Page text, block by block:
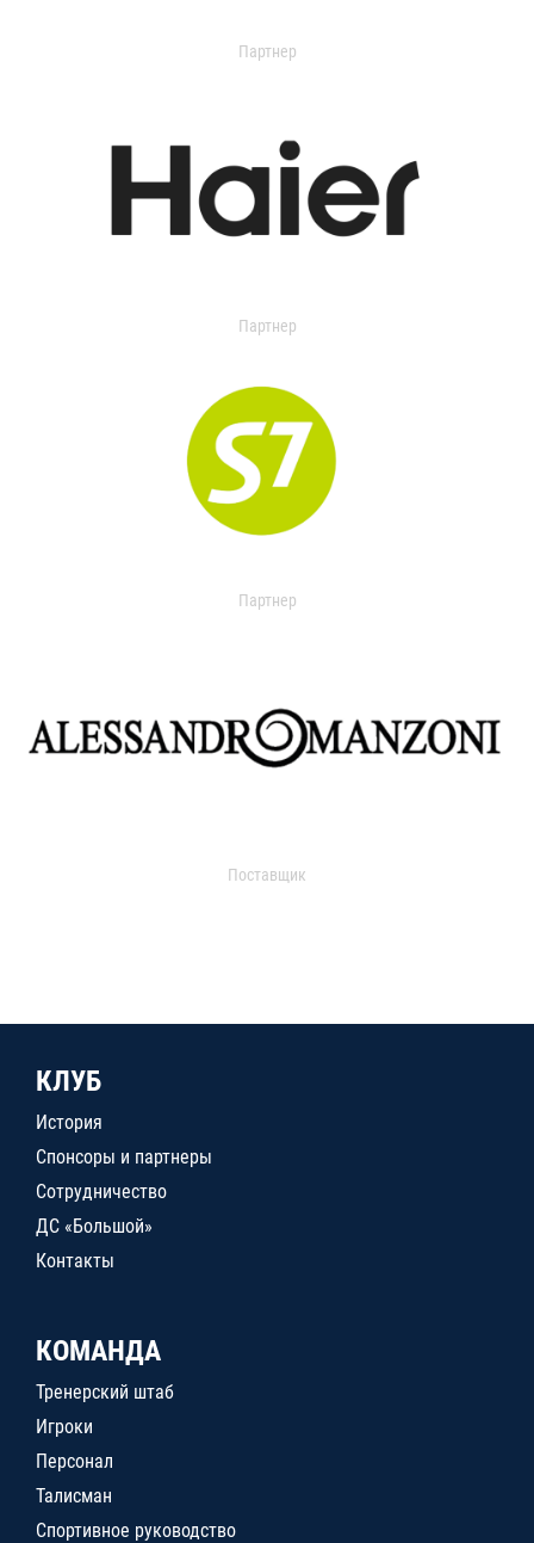
Партнер
Партнер
Партнер
Поставщик
КЛУБ
История
Спонсоры и партнеры
Сотрудничество
ДС «Большой»
Контакты
КОМАНДА
Тренерский штаб
Игроки
Персонал
Талисман
Спортивное руководство